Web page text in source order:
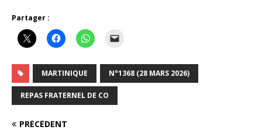
Partager :
MARTINIQUE N°1368 (28 MARS 2026)
REPAS FRATERNEL DE CO
PRÉCÉDENT